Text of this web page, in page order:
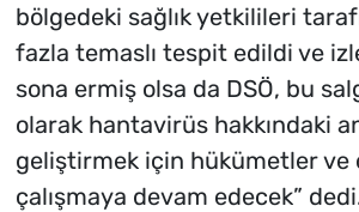
bölgedeki sağlık yetkilileri
fazla temaslı tespit edildi ve
sona ermiş olsa da DSÖ, bu
olarak hantavirüs hakkındaki
geliştirmek için hükümetler ve
çalışmaya devam edecek”